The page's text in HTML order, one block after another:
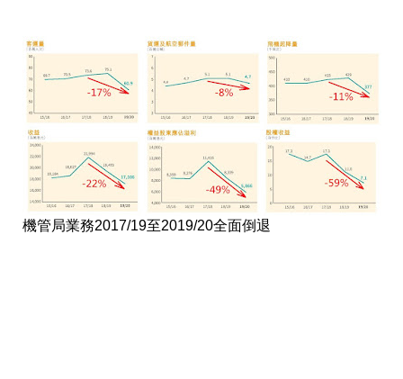
機管局業務2017/19至2019/20全面倒退